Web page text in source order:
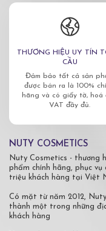
THƯƠNG HIỆU UY TÍN
CẦU
Đảm bảo tất cả sản
được bán ra là 100%
hãng và có giấy tờ, hoá
VAT đầy đủ.
NUTY COSMETICS
Nuty Cosmetics - thương
phẩm chính hãng, phục
triệu khách hàng tại Việt
Có mặt từ năm 2012,
thành một trong những
khách hàng